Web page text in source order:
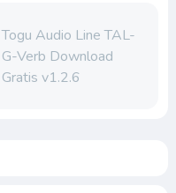
Togu Audio Line TAL-
G-Verb Download
Gratis v1.2.6